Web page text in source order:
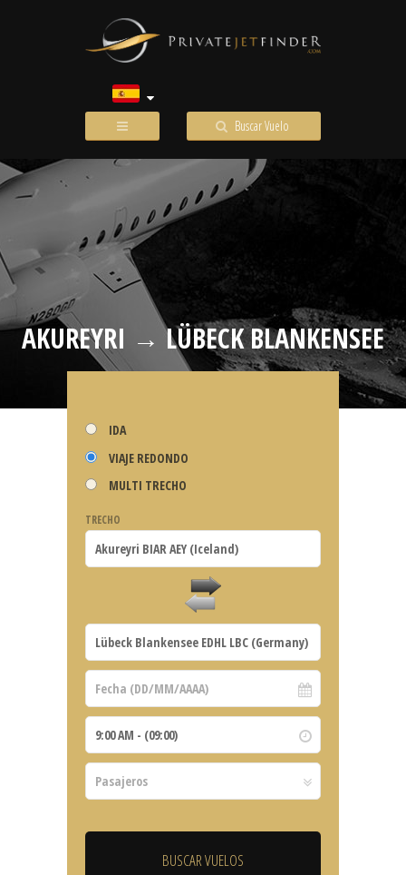
Buscar Vuelo
AKUREYRI → LÜBECK BLANKENSEE
IDA
VIAJE REDONDO
MULTI TRECHO
TRECHO